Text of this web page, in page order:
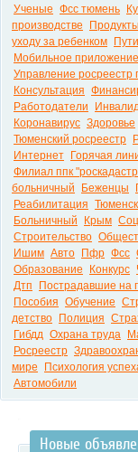
Ученые Фсс тюмень
производстве
Продукты
уходу за ребенком
Мобильное приложение
Управление росреестр
Консультация
Работодатели
Коронавирус Здоровье
Тюменский росреестр
Интернет
Горячая
Филиал ппк
больничный
Беженцы
Реабилитация
Больничный
Крым
Строительство
Ишим Авто Пфр Фсс
Образование
Конкурс
Дтп
Пострадавшие на
Пособия Обучение
детство
Полиция
Гибдд Охрана труда
Росреестр
мире
Психология
Автомобили
Новые